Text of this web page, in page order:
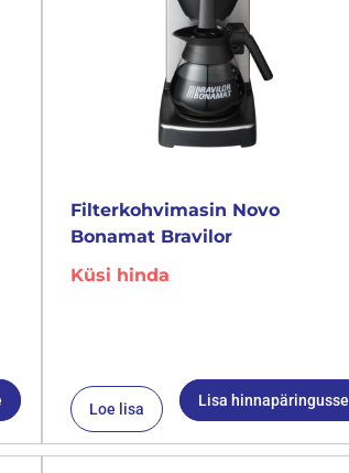
Filterkohvimasin Novo
Bonamat Bravilor
Küsi hinda
Loe lisa Lisa hinnapäringusse